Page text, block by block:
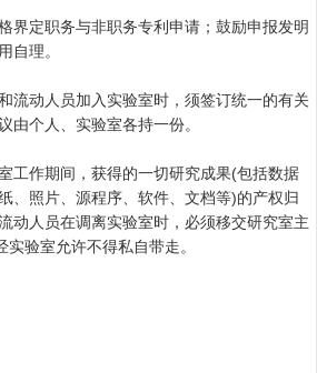
界定职务与非职务专利申请；鼓励申报发明
自理。
流动人员加入实验室时，须签订统一的有关
由个人、实验室各持一份。
工作期间，获得的一切研究成果(包括数据
、照片、源程序、软件、文档等)的产权归
动人员在调离实验室时，必须移交研究室主
实验室允许不得私自带走。